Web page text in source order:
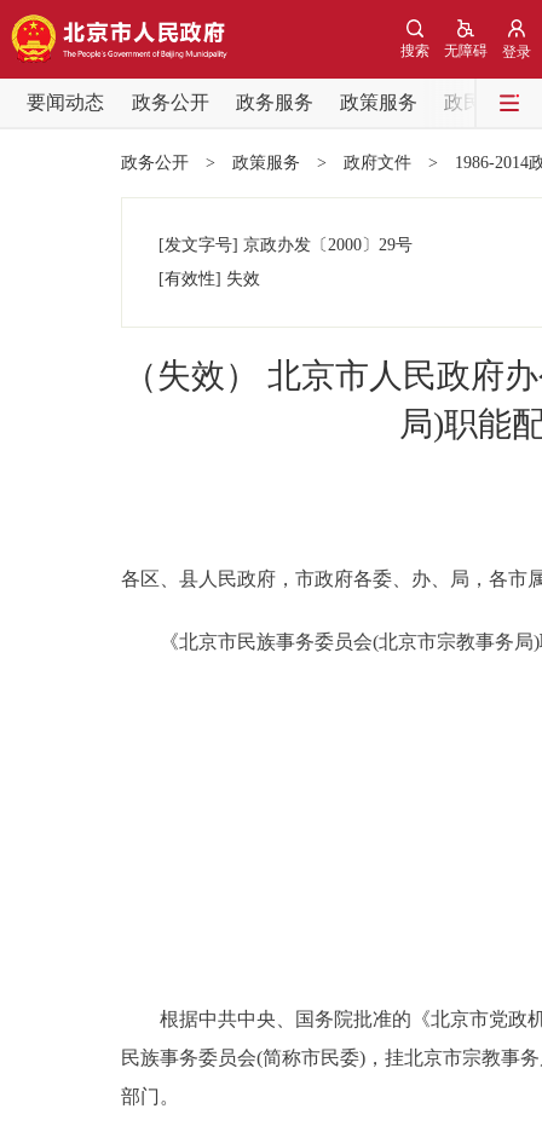
登录
无障碍
搜索
要闻动态 政务公开 政务服务 政策服务
政民互动
党中央精神
政务公开
参与调查
政务公开 > 政策服务 > 政府文件 > 1986-2014
[发文字号] 京政办发 〔2000〕 29号
[有效性] 失效
（失效） 北京市人民政府
局)职能
各区、县人民政府，市政府各委、办、局，各市
《北京市民族事务委员会(北京市宗教事务局)
根据中共中央、国务院批准的《北京市党政机
民族事务委员会(简称市民委)，挂北京市宗教事
部门。